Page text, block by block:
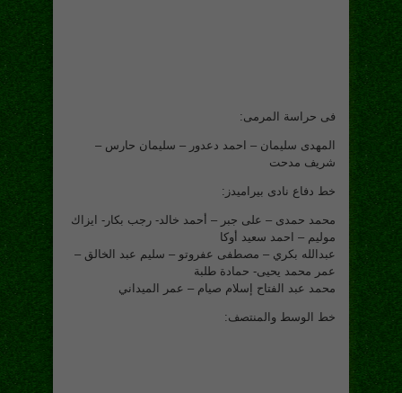
فى حراسة المرمى:
المهدى سليمان – احمد دعدور – سليمان حارس –
شريف مدحت
خط دفاع نادى بيراميدز:
محمد حمدى – على جبر – أحمد خالد- رجب بكار- ايزاك
موليم – احمد سعيد أوكا
عبدالله بكري – مصطفى عفروتو – سليم عبد الخالق –
عمر محمد يحيى- حمادة طلبة
محمد عبد الفتاح إسلام صيام – عمر الميداني
خط الوسط والمنتصف: